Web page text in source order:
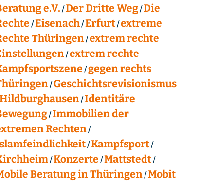
e.V. Der Dritte Weg Die
Eisenach Erfurt extreme
Thüringen extrem rechte
extrem rechte
gegen rechts
Geschichtsrevisionismus
Identitäre
Immobilien der
Rechten
Kampfsport
Konzerte Mattstedt
Beratung in Thüringen Mobit